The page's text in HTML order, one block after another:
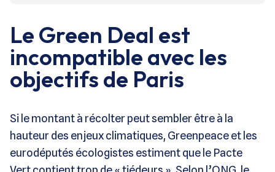
Le Green Deal est
incompatible avec les
objectifs de Paris
Si le montant à récolter peut sembler être à la
hauteur des enjeux climatiques, Greenpeace et les
eurodéputés écologistes estiment que le Pacte